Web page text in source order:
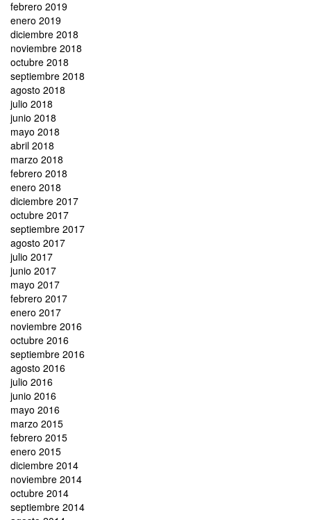
febrero 2019
enero 2019
diciembre 2018
noviembre 2018
octubre 2018
septiembre 2018
agosto 2018
julio 2018
junio 2018
mayo 2018
abril 2018
marzo 2018
febrero 2018
enero 2018
diciembre 2017
octubre 2017
septiembre 2017
agosto 2017
julio 2017
junio 2017
mayo 2017
febrero 2017
enero 2017
noviembre 2016
octubre 2016
septiembre 2016
agosto 2016
julio 2016
junio 2016
mayo 2016
marzo 2015
febrero 2015
enero 2015
diciembre 2014
noviembre 2014
octubre 2014
septiembre 2014